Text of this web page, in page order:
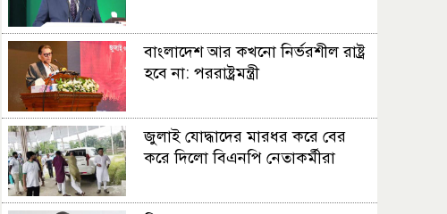
বাংলাদেশ আর কখনো নির্ভরশীল রাষ্ট্র
হবে না: পররাষ্ট্রমন্ত্রী
জুলাই যোদ্ধাদের মারধর করে বের
করে দিলো বিএনপি নেতাকর্মীরা